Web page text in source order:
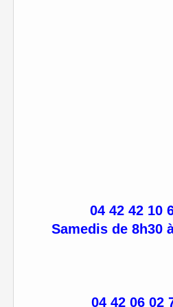
04 42 42 10
Samedis de 8h30
04 42 06 02